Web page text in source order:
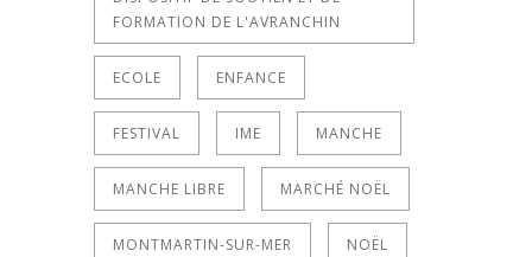
FORMATION DE L'AVRANCHIN
ECOLE ENFANCE
FESTIVAL IME MANCHE
MANCHE LIBRE MARCHÉ NOËL
MONTMARTIN-SUR-MER NOËL